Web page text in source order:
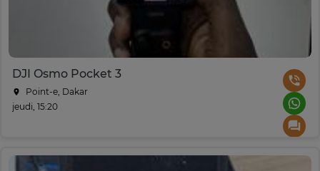
DJI Osmo Pocket 3
Point-e, Dakar
jeudi, 15:20